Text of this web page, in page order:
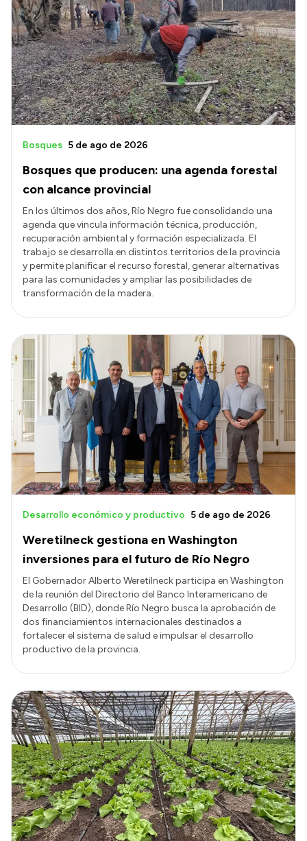
Bosques que producen: una agenda forestal
con alcance provincial
Bosques 5 de ago de 2026
En los últimos dos años, Río Negro fue consolidando una
agenda que vincula información técnica, producción,
recuperación ambiental y formación especializada. El
trabajo se desarrolla en distintos territorios de la provincia
y permite planificar el recurso forestal, generar alternativas
para las comunidades y ampliar las posibilidades de
transformación de la madera.
Weretilneck gestiona en Washington
inversiones para el futuro de Río Negro
Desarrollo económico y productivo 5 de ago de 2026
El Gobernador Alberto Weretilneck participa en Washington
de la reunión del Directorio del Banco Interamericano de
Desarrollo (BID), donde Río Negro busca la aprobación de
dos financiamientos internacionales destinados a
fortalecer el sistema de salud e impulsar el desarrollo
productivo de la provincia.